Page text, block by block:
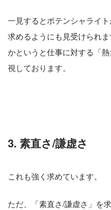
一見するとポテンシャライ
求めるようにも見受けられ
かというと仕事に対する「
視しております。
3. 素直さ/謙虚さ
これも強く求めています。
ただ、「素直さ/謙虚さ」を